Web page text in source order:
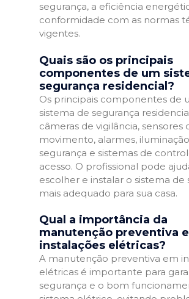
segurança, a eficiência
conformidade com as normas
vigentes.
Quais são os principais
componentes de um
segurança residencial?
Os principais componentes de
sistema de segurança
câmeras de vigilância, sensores
movimento, alarmes,
segurança e sistemas de
acesso. O profissional pode
escolher e instalar o sistema de
mais adequado para sua casa.
Qual a importância da
manutenção preventiva
instalações elétricas?
A manutenção preventiva em
elétricas é importante para
segurança e o bom